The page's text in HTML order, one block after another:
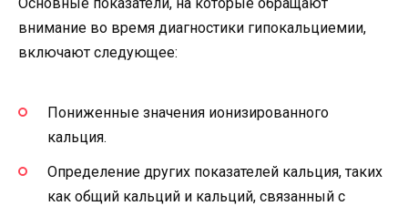
Основные показатели, на которые обращают
внимание во время диагностики гипокальциемии,
включают следующее:
Пониженные значения ионизированного
кальция.
Определение других показателей кальция, таких
как общий кальций и кальций, связанный с